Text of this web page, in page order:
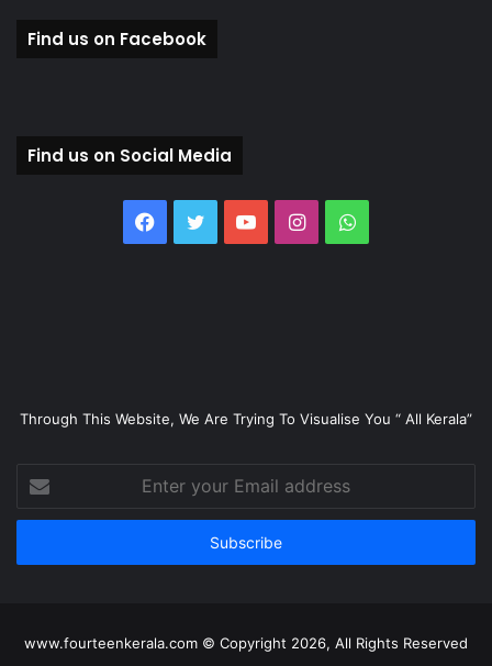
Find us on Facebook
Find us on Social Media
Facebook
TwitterYouTubeInstagramWhatsApp
Through This Website, We Are Trying To Visualise You “ All Kerala”
your
Email
www.fourteenkerala.com © Copyright 2026, All Rights Reserved